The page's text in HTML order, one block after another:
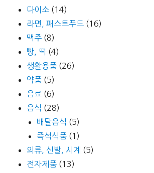
다이소 (14)
라면, 패스트푸드 (16)
맥주 (8)
빵, 떡 (4)
생활용품 (26)
약품 (5)
음료 (6)
음식 (28)
배달음식 (5)
즉석식품 (1)
의류, 신발, 시계
(5)
전자제품 (13)